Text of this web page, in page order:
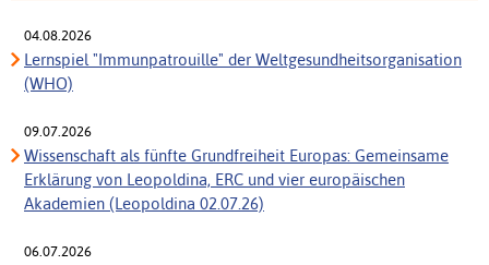
04.08.2026
Lernspiel "Immunpatrouille" der Weltgesundheitsorganisation
(WHO)
09.07.2026
Wissenschaft als fünfte Grundfreiheit Europas: Gemeinsame
Erklärung von Leopoldina, ERC und vier europäischen
Akademien (Leopoldina 02.07.26)
06.07.2026